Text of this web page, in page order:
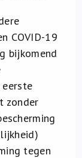
COVID-19
bijkomend
zonder
tegen